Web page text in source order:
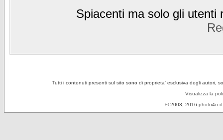
Spiacenti ma solo gli utenti
Tutti i contenuti presenti sul sito sono di proprieta' esclusiva degli autori,
Visualizza la
© 2003, 2016 photo4u.it